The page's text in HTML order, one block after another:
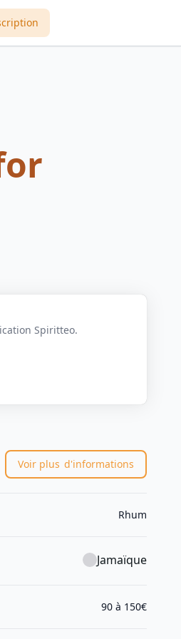
Spiritteo.
Voir plus d'informations
Rhum
Jamaïque
90 à 150€